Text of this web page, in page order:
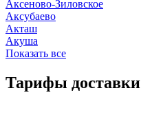
Аксеново-Зиловское
Аксубаево
Акташ
Акуша
Показать все
Тарифы доставки